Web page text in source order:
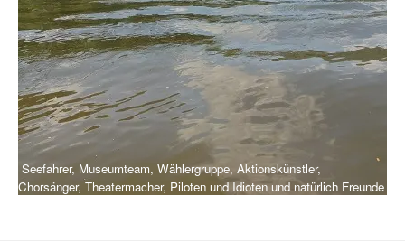
Seefahrer, Museumteam, Wählergruppe, Aktionskünstler,
Chorsänger, Theatermacher, Piloten und Idioten und natürlich Freunde